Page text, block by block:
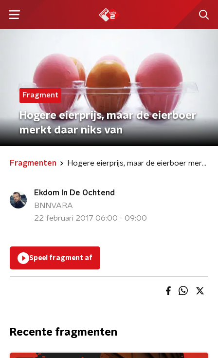
Fragment
Hogere eierprijs, maar de eierboer
merkt daar niks van
Fragmenten Hogere eierprijs, maar de eierboer merkt daar niks van
Ekdom In De Ochtend
BNNVARA
22 februari 2017 06:00 - 09:00
Speel fragment af
Recente fragmenten